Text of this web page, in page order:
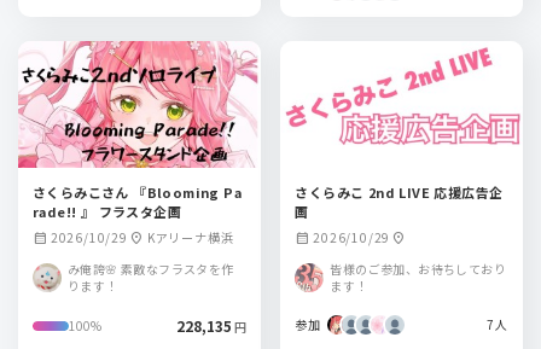
さくらみこさん 『Blooming Pa
rade!! 』 フラスタ企画
calendar_month 2026/10/29 location_on Kアリーナ横浜
み俺誇🌸 素敵なフラスタを作
ります！
100% 228,135 円
さくらみこ 2nd LIVE 応援広告企
画
calendar_month 2026/10/29 location_on
皆様のご参加、お待ちしており
ます！
参加 7人